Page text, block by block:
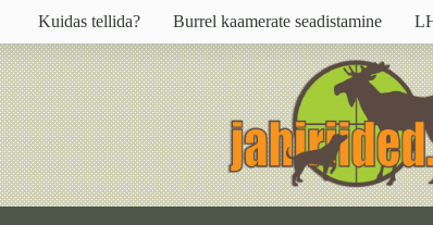
Kuidas tellida? Burrel kaamerate seadistamine